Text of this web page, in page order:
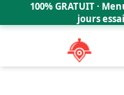
100% GRATUIT ·
jours